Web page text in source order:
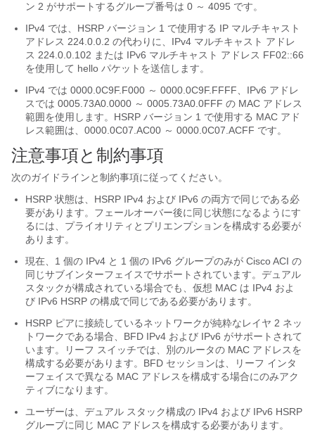
ン 2 がサポートするグループ番号は 0 ～ 4095 です。
IPv4 では、HSRP バージョン 1 で使用する IP マルチキャスト
アドレス 224.0.0.2 の代わりに、IPv4 マルチキャスト アドレ
ス 224.0.0.102 または IPv6 マルチキャスト アドレス FF02::66
を使用して hello パケットを送信します。
IPv4 では 0000.0C9F.F000 ～ 0000.0C9F.FFFF、IPv6 アドレ
スでは 0005.73A0.0000 ～ 0005.73A0.0FFF の MAC アドレス
範囲を使用します。HSRP バージョン 1 で使用する MAC アド
レス範囲は、0000.0C07.AC00 ～ 0000.0C07.ACFF です。
注意事項と制約事項
次のガイドラインと制約事項に従ってください。
HSRP 状態は、HSRP IPv4 および IPv6 の両方で同じである必
要があります。フェールオーバー後に同じ状態になるようにす
るには、プライオリティとプリエンプションを構成する必要が
あります。
現在、1 個の IPv4 と 1 個の IPv6 グループのみが Cisco ACI の
同じサブインターフェイスでサポートされています。デュアル
スタックが構成されている場合でも、仮想 MAC は IPv4 およ
び IPv6 HSRP の構成で同じである必要があります。
HSRP ピアに接続しているネットワークが純粋なレイヤ 2 ネッ
トワークである場合、BFD IPv4 および IPv6 がサポートされて
います。リーフ スイッチでは、別のルータの MAC アドレスを
構成する必要があります。BFD セッションは、リーフ インタ
ーフェイスで異なる MAC アドレスを構成する場合にのみアク
ティブになります。
ユーザーは、デュアル スタック構成の IPv4 および IPv6 HSRP
グループに同じ MAC アドレスを構成する必要があります。